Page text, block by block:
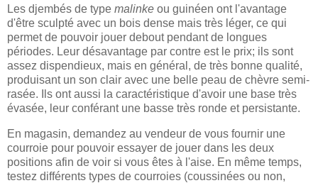
Les djembés de type malinke ou guinéen ont l'avantage
d'être sculpté avec un bois dense mais très léger, ce qui
permet de pouvoir jouer debout pendant de longues
périodes. Leur désavantage par contre est le prix; ils sont
assez dispendieux, mais en général, de très bonne qualité,
produisant un son clair avec une belle peau de chèvre semi-
rasée. Ils ont aussi la caractéristique d'avoir une base très
évasée, leur conférant une basse très ronde et persistante.
En magasin, demandez au vendeur de vous fournir une
courroie pour pouvoir essayer de jouer dans les deux
positions afin de voir si vous êtes à l'aise. En même temps,
testez différents types de courroies (coussinées ou non,